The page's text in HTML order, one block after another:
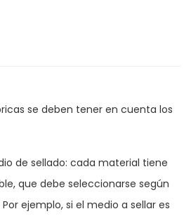
se deben tener en cuenta los
de sellado: cada material tiene
que debe seleccionarse según
ejemplo, si el medio a sellar es